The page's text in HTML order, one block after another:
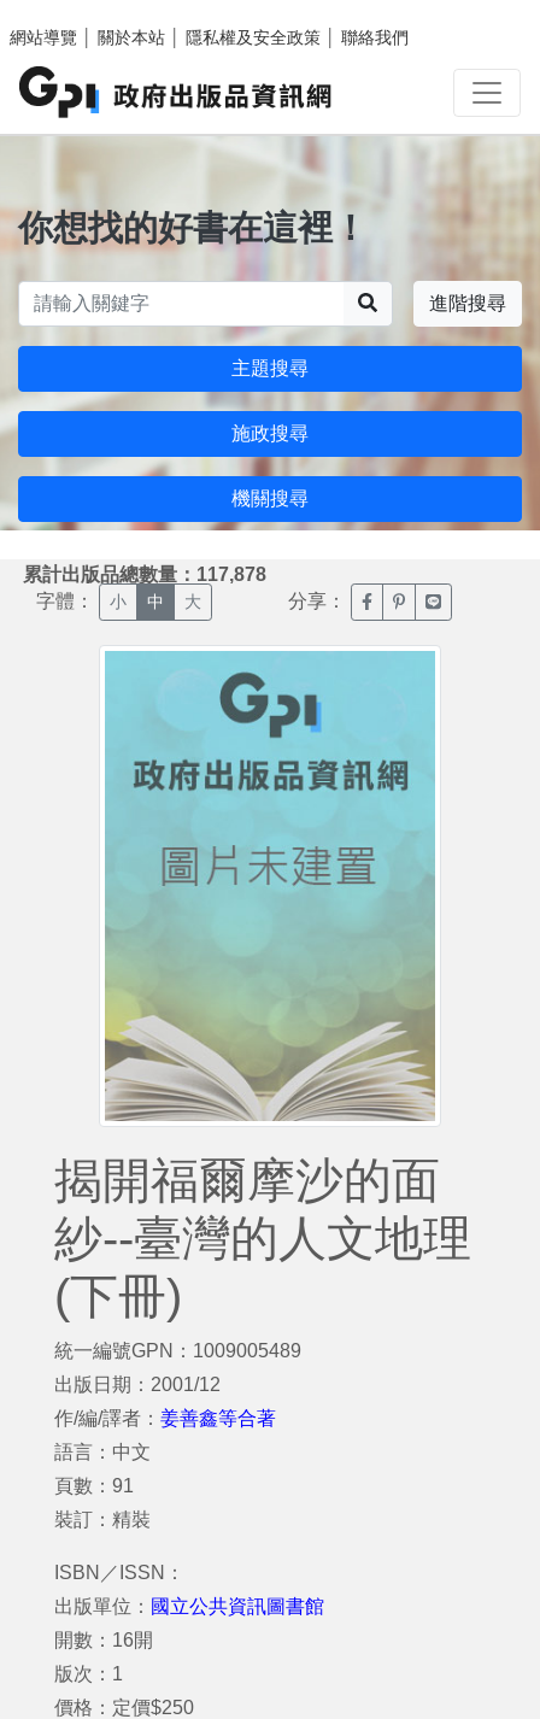
網站導覽
關於本站 隱私權及安全政策 聯絡我們
你想找的好書在這裡！
進階搜尋
主題搜尋
施政搜尋
機關搜尋
累計出版品總數量：117,878
字體： 小 中 大 分享： 臉書分享(另開新視窗)
噗浪分享(另開新
Line分享(另
揭開福爾摩沙的面
紗--臺灣的人文地理
(下冊)
統一編號GPN：1009005489
出版日期：2001/12
作/編/譯者： 姜善鑫等合著
語言：中文
頁數：91
裝訂：精裝
ISBN／ISSN：
出版單位： 國立公共資訊圖書館
開數：16開
版次：1
價格：定價$250